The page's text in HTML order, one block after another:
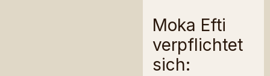
Moka Efti
verpflichtet
sich: